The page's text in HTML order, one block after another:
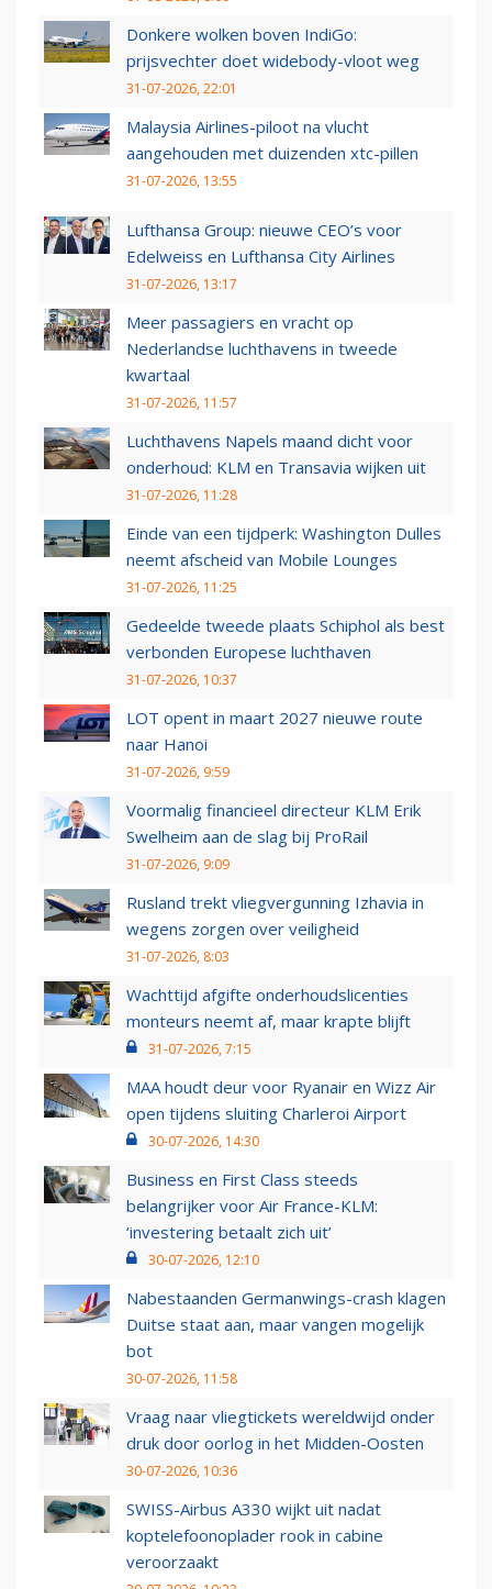
Donkere wolken boven IndiGo:
prijsvechter doet widebody-vloot weg
31-07-2026, 22:01
Malaysia Airlines-piloot na vlucht
aangehouden met duizenden xtc-pillen
31-07-2026, 13:55
Lufthansa Group: nieuwe CEO’s voor
Edelweiss en Lufthansa City Airlines
31-07-2026, 13:17
Meer passagiers en vracht op
Nederlandse luchthavens in tweede
kwartaal
31-07-2026, 11:57
Luchthavens Napels maand dicht voor
onderhoud: KLM en Transavia wijken uit
31-07-2026, 11:28
Einde van een tijdperk: Washington Dulles
neemt afscheid van Mobile Lounges
31-07-2026, 11:25
Gedeelde tweede plaats Schiphol als best
verbonden Europese luchthaven
31-07-2026, 10:37
LOT opent in maart 2027 nieuwe route
naar Hanoi
31-07-2026, 9:59
Voormalig financieel directeur KLM Erik
Swelheim aan de slag bij ProRail
31-07-2026, 9:09
Rusland trekt vliegvergunning Izhavia in
wegens zorgen over veiligheid
31-07-2026, 8:03
Wachttijd afgifte onderhoudslicenties
monteurs neemt af, maar krapte blijft
31-07-2026, 7:15
MAA houdt deur voor Ryanair en Wizz Air
open tijdens sluiting Charleroi Airport
30-07-2026, 14:30
Business en First Class steeds
belangrijker voor Air France-KLM:
‘investering betaalt zich uit’
30-07-2026, 12:10
Nabestaanden Germanwings-crash klagen
Duitse staat aan, maar vangen mogelijk
bot
30-07-2026, 11:58
Vraag naar vliegtickets wereldwijd onder
druk door oorlog in het Midden-Oosten
30-07-2026, 10:36
SWISS-Airbus A330 wijkt uit nadat
koptelefoonoplader rook in cabine
veroorzaakt